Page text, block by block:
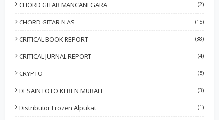
CHORD GITAR MANCANEGARA (2)
CHORD GITAR NIAS (15)
CRITICAL BOOK REPORT (38)
CRITICAL JURNAL REPORT (4)
CRYPTO (5)
DESAIN FOTO KEREN MURAH (3)
Distributor Frozen Alpukat (1)